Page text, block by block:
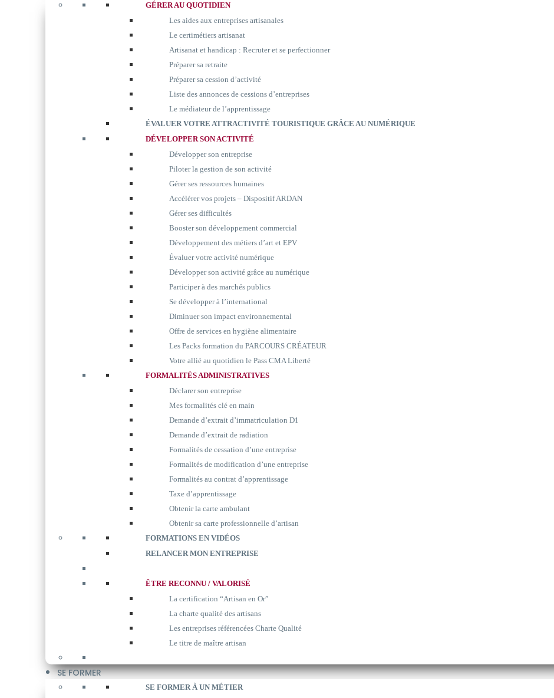
GÉRER AU QUOTIDIEN
Les aides aux entreprises artisanales
Le certimétiers artisanat
Artisanat et handicap : Recruter et se perfectionner
Préparer sa retraite
Préparer sa cession d’activité
Liste des annonces de cessions d’entreprises
Le médiateur de l’apprentissage
ÉVALUER VOTRE ATTRACTIVITÉ TOURISTIQUE GRÂCE AU NUMÉRIQUE
DÉVELOPPER SON ACTIVITÉ
Développer son entreprise
Piloter la gestion de son activité
Gérer ses ressources humaines
Accélérer vos projets – Dispositif ARDAN
Gérer ses difficultés
Booster son développement commercial
Développement des métiers d’art et EPV
Évaluer votre activité numérique
Développer son activité grâce au numérique
Participer à des marchés publics
Se développer à l’international
Diminuer son impact environnemental
Offre de services en hygiène alimentaire
Les Packs formation du PARCOURS CRÉATEUR
Votre allié au quotidien le Pass CMA Liberté
FORMALITÉS ADMINISTRATIVES
Déclarer son entreprise
Mes formalités clé en main
Demande d’extrait d’immatriculation D1
Demande d’extrait de radiation
Formalités de cessation d’une entreprise
Formalités de modification d’une entreprise
Formalités au contrat d’apprentissage
Taxe d’apprentissage
Obtenir la carte ambulant
Obtenir sa carte professionnelle d’artisan
FORMATIONS EN VIDÉOS
RELANCER MON ENTREPRISE
ÊTRE RECONNU / VALORISÉ
La certification “Artisan en Or”
La charte qualité des artisans
Les entreprises référencées Charte Qualité
Le titre de maître artisan
SE FORMER
SE FORMER À UN MÉTIER